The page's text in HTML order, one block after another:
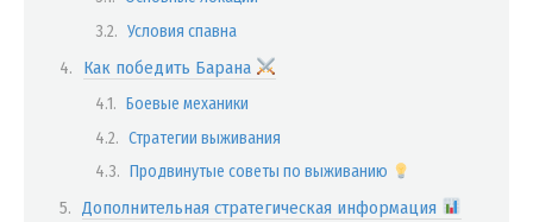
Условия спавна
Как победить Барана
Боевые механики
Стратегии выживания
Продвинутые советы по выживанию
Дополнительная стратегическая информация